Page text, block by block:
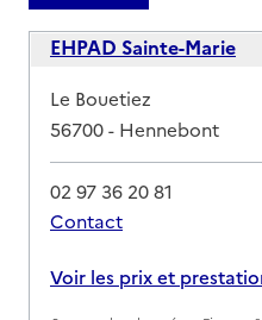
EHPAD Sainte-Marie
Adresse
Le Bouetiez
56700- Hennebont
02 97 36 20 81
Contact
Voir les prix et